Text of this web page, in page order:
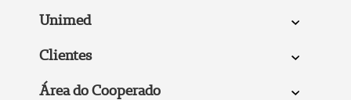
Unimed
Clientes
Área do Cooperado